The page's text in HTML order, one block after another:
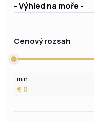
- Výhled na moře -
Cenový rozsah
min.
€